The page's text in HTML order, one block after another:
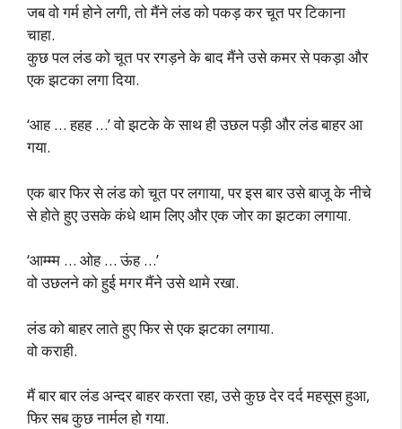
जब वो गर्म होने लगी, तो मैंने लंड को पकड़ कर चूत पर टिकाना
चाहा.
कुछ पल लंड को चूत पर रगड़ने के बाद मैंने उसे कमर से पकड़ा और
एक झटका लगा दिया.
‘आह … हहह …’ वो झटके के साथ ही उछल पड़ी और लंड बाहर आ
गया.
एक बार फिर से लंड को चूत पर लगाया, पर इस बार उसे बाजू के नीचे
से होते हुए उसके कंधे थाम लिए और एक जोर का झटका लगाया.
‘आम्म्म … ओह … ऊंह …’
वो उछलने को हुई मगर मैंने उसे थामे रखा.
लंड को बाहर लाते हुए फिर से एक झटका लगाया.
वो कराही.
मैं बार बार लंड अन्दर बाहर करता रहा, उसे कुछ देर दर्द महसूस हुआ,
फिर सब कुछ नार्मल हो गया.